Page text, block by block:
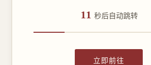
11 秒后自动跳转
立即前往